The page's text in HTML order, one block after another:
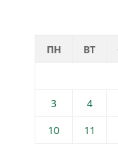
ПН ВТ
3
4
10
11